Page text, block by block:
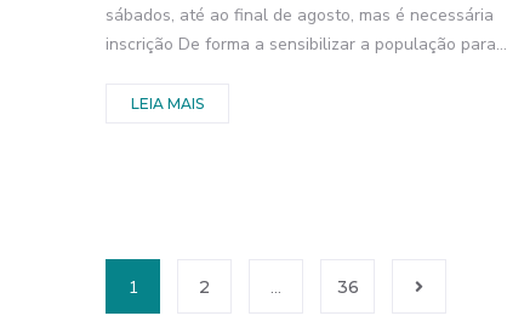
sábados, até ao final de agosto, mas é necessária
inscrição De forma a sensibilizar a população para...
LEIA MAIS
1 2 … 36